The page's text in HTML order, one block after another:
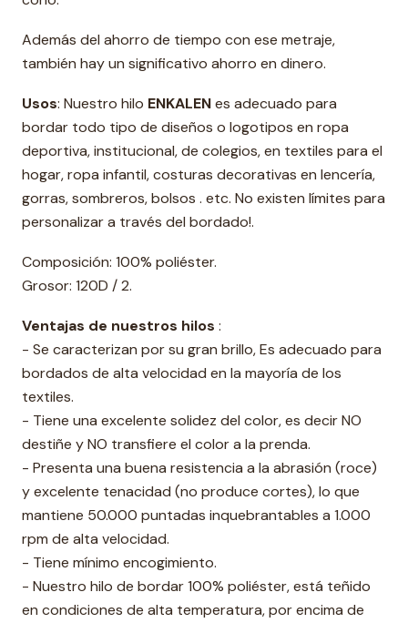
Además del ahorro de tiempo con ese metraje,
también hay un significativo ahorro en dinero.
Usos: Nuestro hilo ENKALENes adecuado para
bordar todo tipo de diseños o logotipos en ropa
deportiva, institucional, de colegios, en textiles para el
hogar, ropa infantil, costuras decorativas en lencería,
gorras, sombreros, bolsos . etc. No existen límites para
personalizar a través del bordado!.
Composición: 100% poliéster.
Grosor: 120D / 2.
Ventajas de nuestros hilos :
- Se caracterizan por su gran brillo, Es adecuado para
bordados de alta velocidad en la mayoría de los
textiles.
- Tiene una excelente solidez del color, es decir NO
destiñe y NO transfiere el color a la prenda.
- Presenta una buena resistencia a la abrasión (roce)
y excelente tenacidad (no produce cortes), lo que
mantiene 50.000 puntadas inquebrantables a 1.000
rpm de alta velocidad.
- Tiene mínimo encogimiento.
- Nuestro hilo de bordar 100% poliéster, está teñido
en condiciones de alta temperatura, por encima de